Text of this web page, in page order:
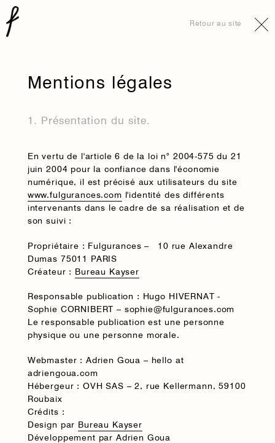
Retour au site
Mentions légales
1. Présentation du site.
En vertu de l'article 6 de la loi n° 2004-575 du 21
juin 2004 pour la confiance dans l'économie
numérique, il est précisé aux utilisateurs du site
www.fulgurances.com l'identité des différents
intervenants dans le cadre de sa réalisation et de
son suivi :
Propriétaire : Fulgurances – 10 rue Alexandre
Dumas 75011 PARIS
Créateur : Bureau Kayser
Responsable publication : Hugo HIVERNAT -
Sophie CORNIBERT – sophie@fulgurances.com
Le responsable publication est une personne
physique ou une personne morale.
Webmaster : Adrien Goua – hello at
adriengoua.com
Hébergeur : OVH SAS – 2, rue Kellermann, 59100
Roubaix
Crédits :
Design par Bureau Kayser
Développement par Adrien Goua